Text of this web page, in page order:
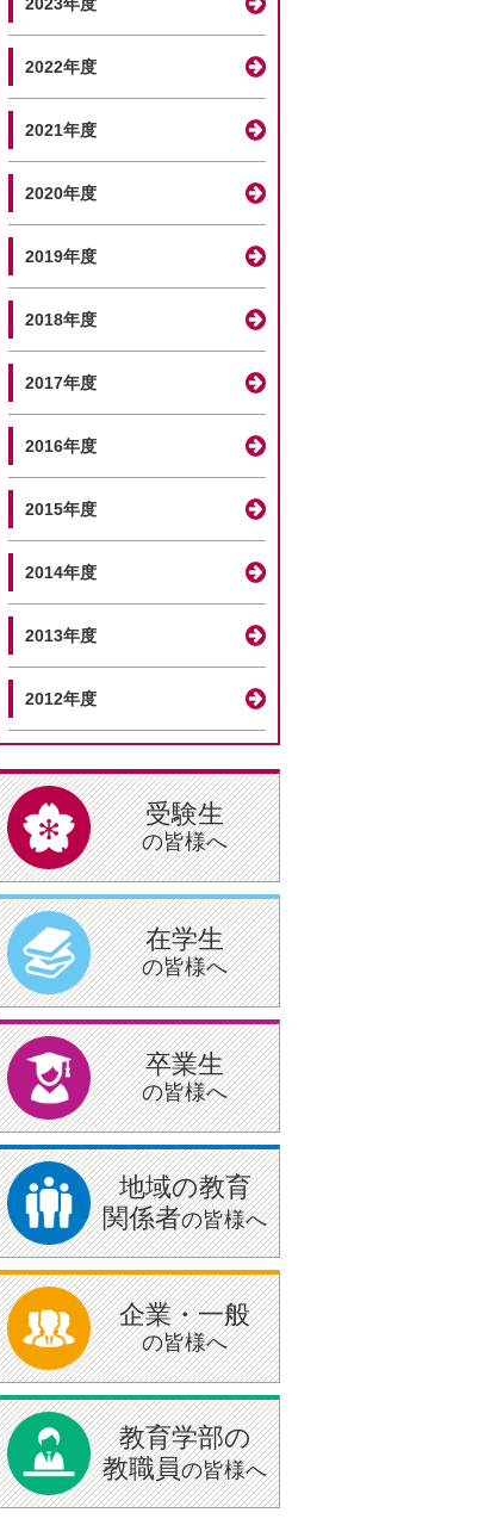
2022年度
2021年度
2020年度
2019年度
2018年度
2017年度
2016年度
2015年度
2014年度
2013年度
2012年度
受験生
の皆様へ
在学生
の皆様へ
卒業生
の皆様へ
地域の教育
関係者の皆様へ
企業・一般
の皆様へ
教育学部の
教職員の皆様へ